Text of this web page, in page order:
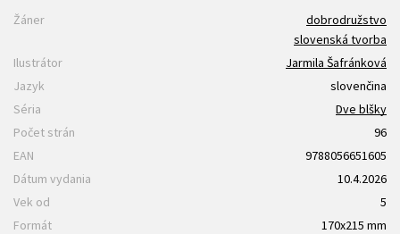
Žáner
dobrodružstvo
slovenská tvorba
Ilustrátor
Jarmila Šafránková
Jazyk
slovenčina
Séria
Dve blšky
Počet strán
96
EAN
9788056651605
Dátum vydania
10.4.2026
Vek od
5
Formát
170x215 mm